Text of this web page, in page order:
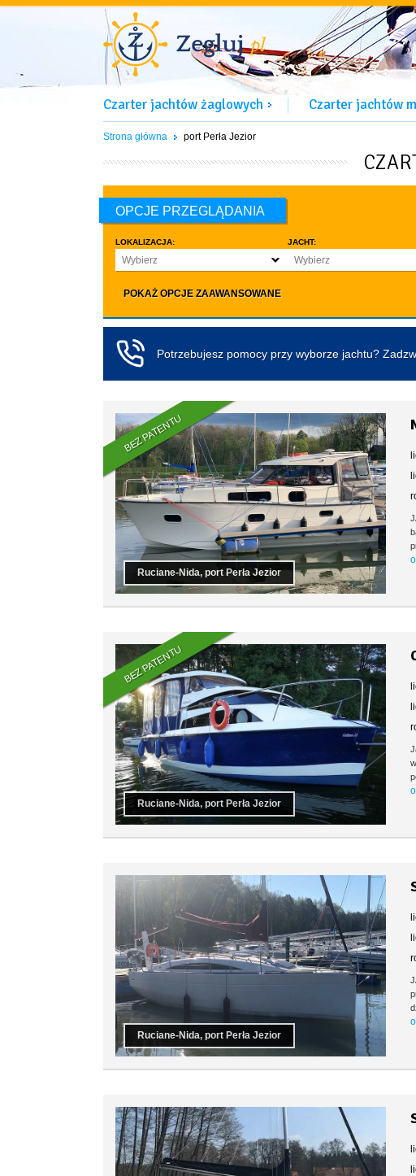
Czarter jachtów żaglowych Czarter jachtów
Strona główna port Perła Jezior
OPCJE PRZEGLĄDANIA
LOKALIZACJA:
Wybierz
JACHT:
Wybierz
LICZBA OSÓB:
co najmniej 4
co najmniej 5
co najmniej 6
co najmniej 7
co najmniej 8
co najmniej 9
co najmniej 10
Czarter bez patentu /
Koło sterowe
POKAŻ OPCJE ZAAWANSOWANE
Potrzebujesz pomocy przy wyborze jachtu?
BEZ PATENTU
Ruciane-Nida, port Perła Jezior
BEZ PATENTU
Ruciane-Nida, port Perła Jezior
Ruciane-Nida, port Perła Jezior